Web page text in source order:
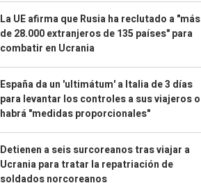
La UE afirma que Rusia ha reclutado a "más
de 28.000 extranjeros de 135 países" para
combatir en Ucrania
España da un 'ultimátum' a Italia de 3 días
para levantar los controles a sus viajeros o
habrá "medidas proporcionales"
Detienen a seis surcoreanos tras viajar a
Ucrania para tratar la repatriación de
soldados norcoreanos